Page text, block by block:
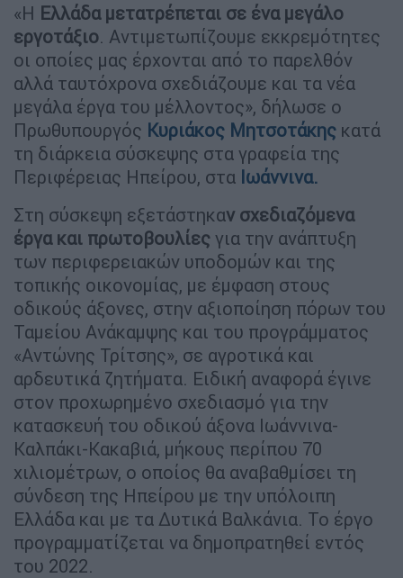
«Η Ελλάδα μετατρέπεται σε ένα μεγάλο
εργοτάξιο. Αντιμετωπίζουμε εκκρεμότητες
οι οποίες μας έρχονται από το παρελθόν
αλλά ταυτόχρονα σχεδιάζουμε και τα νέα
μεγάλα έργα του μέλλοντος», δήλωσε ο
Πρωθυπουργός Κυριάκος Μητσοτάκης κατά
τη διάρκεια σύσκεψης στα γραφεία της
Περιφέρειας Ηπείρου, στα Ιωάννινα.
Στη σύσκεψη εξετάστηκαν σχεδιαζόμενα
έργα και πρωτοβουλίες για την ανάπτυξη
των περιφερειακών υποδομών και της
τοπικής οικονομίας, με έμφαση στους
οδικούς άξονες, στην αξιοποίηση πόρων του
Ταμείου Ανάκαμψης και του προγράμματος
«Αντώνης Τρίτσης», σε αγροτικά και
αρδευτικά ζητήματα. Ειδική αναφορά έγινε
στον προχωρημένο σχεδιασμό για την
κατασκευή του οδικού άξονα Ιωάννινα-
Καλπάκι-Κακαβιά, μήκους περίπου 70
χιλιομέτρων, ο οποίος θα αναβαθμίσει τη
σύνδεση της Ηπείρου με την υπόλοιπη
Ελλάδα και με τα Δυτικά Βαλκάνια. Το έργο
προγραμματίζεται να δημοπρατηθεί εντός
του 2022.